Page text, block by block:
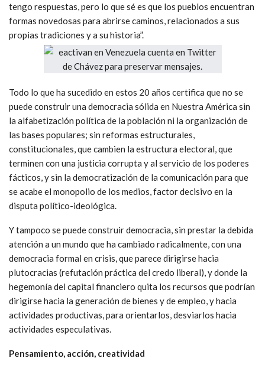
tengo respuestas, pero lo que sé es que los pueblos encuentran
formas novedosas para abrirse caminos, relacionados a sus
propias tradiciones y a su historia”.
Todo lo que ha sucedido en estos 20 años certifica que no se
puede construir una democracia sólida en Nuestra América sin
la alfabetización política de la población ni la organización de
las bases populares; sin reformas estructurales,
constitucionales, que cambien la estructura electoral, que
terminen con una justicia corrupta y al servicio de los poderes
fácticos, y sin la democratización de la comunicación para que
se acabe el monopolio de los medios, factor decisivo en la
disputa político-ideológica.
Y tampoco se puede construir democracia, sin prestar la debida
atención a un mundo que ha cambiado radicalmente, con una
democracia formal en crisis, que parece dirigirse hacia
plutocracias (refutación práctica del credo liberal), y donde la
hegemonía del capital financiero quita los recursos que podrían
dirigirse hacia la generación de bienes y de empleo, y hacia
actividades productivas, para orientarlos, desviarlos hacia
actividades especulativas.
Pensamiento, acción, creatividad